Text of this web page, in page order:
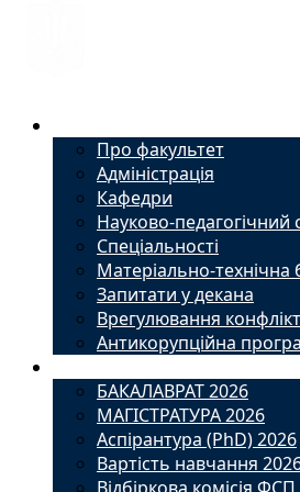
Про факультет
Адміністрація
Кафедри
Науково-педагогічний
Спеціальності
Матеріально-технічна
Запитати у декана
Врегулювання
Антикорупційна
БАКАЛАВРАТ 2026
МАГІСТРАТУРА 2026
Аспірантура (PhD) 2026
Вартість навчання